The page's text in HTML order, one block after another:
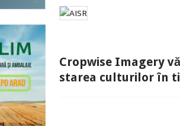
Cropwise Imagery
starea culturilor în